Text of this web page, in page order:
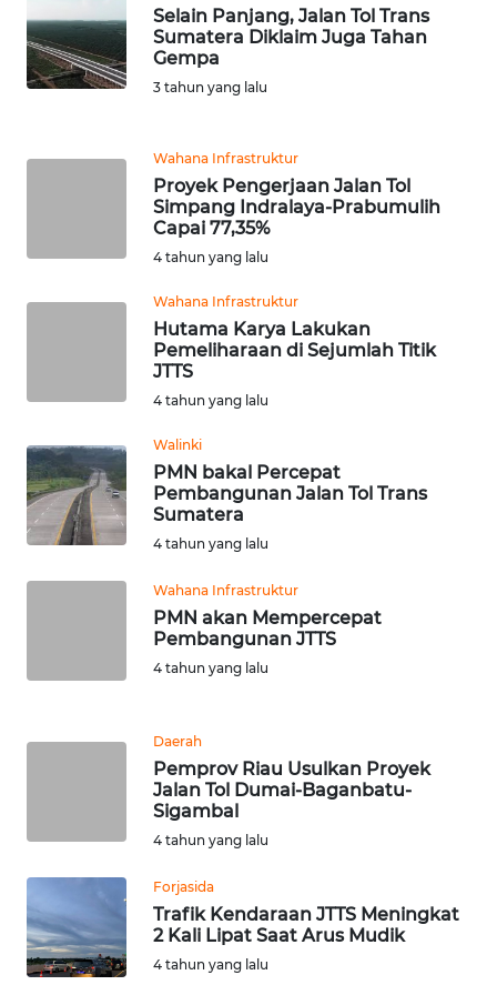
Selain Panjang, Jalan Tol Trans
Sumatera Diklaim Juga Tahan
Gempa
3 tahun yang lalu
Wahana Infrastruktur
Proyek Pengerjaan Jalan Tol
Simpang Indralaya-Prabumulih
Capai 77,35%
4 tahun yang lalu
Wahana Infrastruktur
Hutama Karya Lakukan
Pemeliharaan di Sejumlah Titik
JTTS
4 tahun yang lalu
Walinki
PMN bakal Percepat
Pembangunan Jalan Tol Trans
Sumatera
4 tahun yang lalu
Wahana Infrastruktur
PMN akan Mempercepat
Pembangunan JTTS
4 tahun yang lalu
Daerah
Pemprov Riau Usulkan Proyek
Jalan Tol Dumai-Baganbatu-
Sigambal
4 tahun yang lalu
Forjasida
Trafik Kendaraan JTTS Meningkat
2 Kali Lipat Saat Arus Mudik
4 tahun yang lalu
KARIR
Wahana
WN
JABAR
WN
BANTEN
WN
BARAT
WN
RIAU